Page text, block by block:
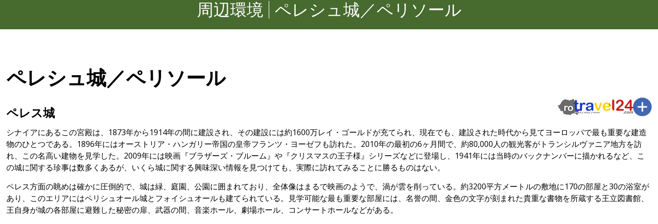
周辺環境 | ペレシュ城／ペリソール
ペレシュ城／ペリソール
ペレス城
シナイアにあるこの宮殿は、1873年から1914年の間に建設され、その建設には約1600万レイ・ゴールドが充てられ、現在でも、建設された時代から見てヨーロッパで最も重要な建造
物のひとつである。1896年にはオーストリア・ハンガリー帝国の皇帝フランツ・ヨーゼフも訪れた。2010年の最初の6ヶ月間で、約80,000人の観光客がトランシルヴァニア地方を訪
れ、この名高い建物を見学した。2009年には映画『ブラザーズ・ブルーム』や『クリスマスの王子様』シリーズなどに登場し、1941年には当時のバックナンバーに描かれるなど、こ
の城に関する珍事は数多くあるが、いくら城に関する興味深い情報を見つけても、実際に訪れてみることに勝るものはない。
ペレス方面の眺めは確かに圧倒的で、城は緑、庭園、公園に囲まれており、全体像はまるで映画のようで、渦が雲を削っている。約3200平方メートルの敷地に170の部屋と30の浴室が
あり、このエリアにはペリシュオール城とフォイシュオールも建てられている。見学可能な最も重要な部屋には、名誉の間、金色の文字が刻まれた貴重な書物を所蔵する王立図書館、
王自身が城の各部屋に避難した秘密の扉、武器の間、音楽ホール、劇場ホール、コンサートホールなどがある。